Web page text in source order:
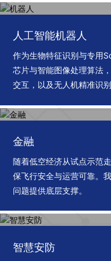
人工智能机器人
作为生物特征识别与专用
芯片与智能图像处理算法
交互，以及无人机精准识
金融
随着低空经济从试点示范
保飞行安全与运营可靠。
问题提供底层支撑。
智慧安防